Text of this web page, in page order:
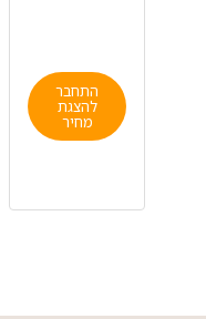
התחבר
להצגת
מחיר